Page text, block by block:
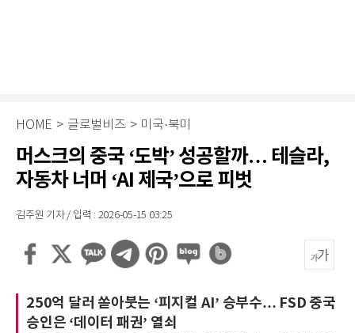
HOME > 글로벌비즈 > 미국·북미
머스크의 중국 ‘도박’ 성공할까… 테슬라,
자동차 너머 ‘AI 제국’으로 피벗
김주원 기자 / 입력 : 2026-05-15 03:25
250억 달러 쏟아붓는 ‘피지컬 AI’ 승부수… FSD 중국
승인은 ‘데이터 패권’ 열쇠